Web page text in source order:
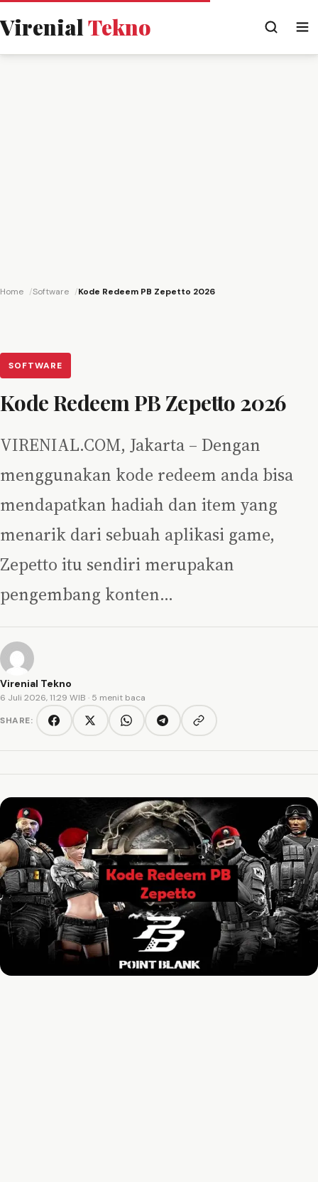
VirenialTekno
Home Software Kode Redeem PB Zepetto 2026
SOFTWARE
Kode Redeem PB Zepetto 2026
VIRENIAL.COM, Jakarta – Dengan
menggunakan kode redeem anda bisa
mendapatkan hadiah dan item yang
menarik dari sebuah aplikasi game,
Zepetto itu sendiri merupakan
pengembang konten…
Virenial Tekno
6 Juli 2026, 11:29 WIB · 5 menit baca
SHARE:
FacebookTwitter/XWhatsAppTelegramCopy link